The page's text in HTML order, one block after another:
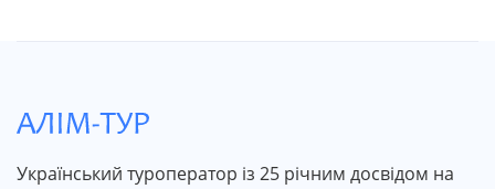
Український туроператор із 25 річним досвідом на